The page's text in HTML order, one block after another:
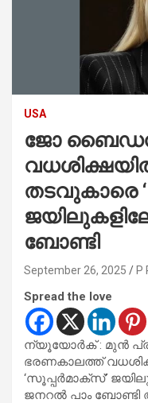
USA
ജോ
തടവുകാരെ
ബോണ്ടി
September 26, 2025 P
Spread the love
ന്യൂയോർക് : മുൻ
ഭരണകാലത്ത്
‘സൂപ്പർമാക്സ്’
ജനറൽ പാം ബോണ്ടി